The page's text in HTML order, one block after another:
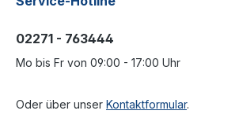
02271 - 763444
Mo bis Fr von 09:00 - 17:00 Uhr
Oder über unser Kontaktformular.